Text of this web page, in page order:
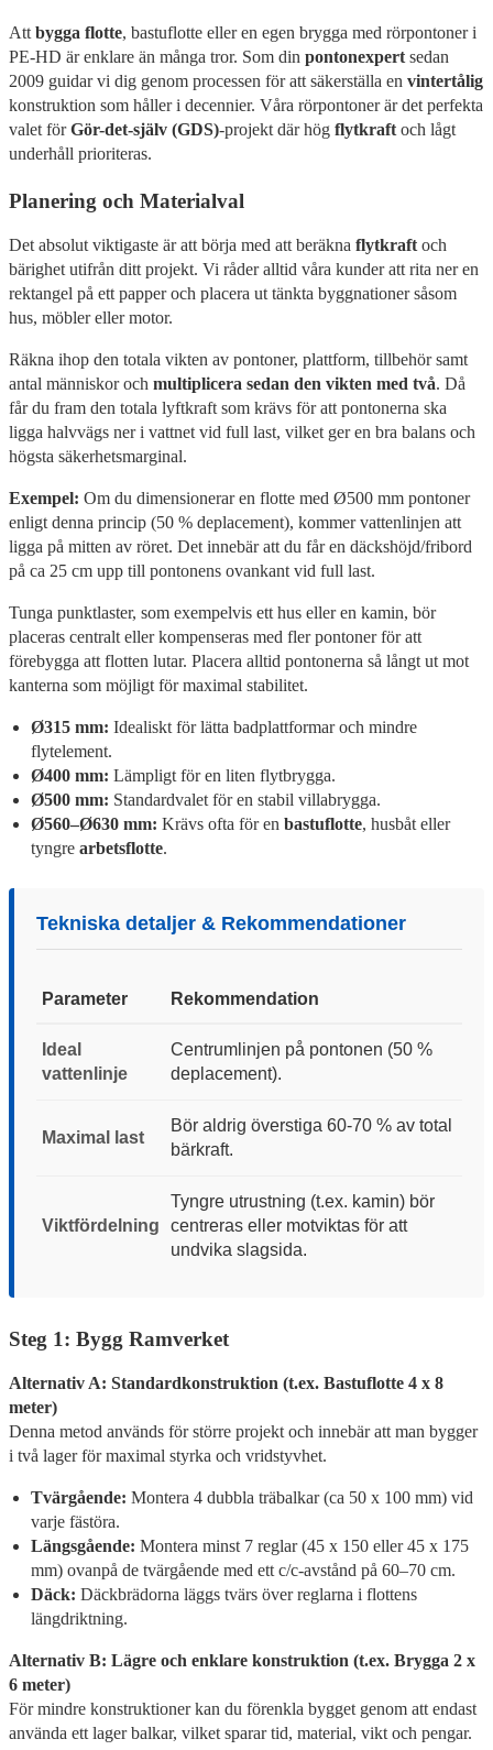
Att bygga flotte, bastuflotte eller en egen brygga med rörpontoner i
PE-HD är enklare än många tror. Som din pontonexpert sedan
2009 guidar vi dig genom processen för att säkerställa en vintertålig
konstruktion som håller i decennier. Våra rörpontoner är det perfekta
valet förGör-det-själv (GDS)-projekt där hög flytkraft och lågt
underhåll prioriteras.
Planering och Materialval
Det absolut viktigaste är att börja med att beräkna flytkraft och
bärighet utifrån ditt projekt. Vi råder alltid våra kunder att rita ner en
rektangel på ett papper och placera ut tänkta byggnationer såsom
hus, möbler eller motor.
Räkna ihop den totala vikten av pontoner, plattform, tillbehör samt
antal människor och multiplicera sedan den vikten med två. Då
får du fram den totala lyftkraft som krävs för att pontonerna ska
ligga halvvägs ner i vattnet vid full last, vilket ger en bra balans och
högsta säkerhetsmarginal.
Exempel: Om du dimensionerar en flotte med Ø500 mm pontoner
enligt denna princip (50 % deplacement), kommer vattenlinjen att
ligga på mitten av röret. Det innebär att du får en däckshöjd/fribord
på ca 25 cm upp till pontonens ovankant vid full last.
Tunga punktlaster, som exempelvis ett hus eller en kamin, bör
placeras centralt eller kompenseras med fler pontoner för att
förebygga att flotten lutar. Placera alltid pontonerna så långt ut mot
kanterna som möjligt för maximal stabilitet.
Ø315 mm: Idealiskt för lätta badplattformar och mindre
flytelement.
Ø400 mm: Lämpligt för en liten flytbrygga.
Ø500 mm: Standardvalet för en stabil villabrygga.
Ø560–Ø630 mm: Krävs ofta för en bastuflotte, husbåt eller
tyngre arbetsflotte.
Tekniska detaljer & Rekommendationer
Parameter Rekommendation
Ideal
vattenlinje
Centrumlinjen på pontonen (50 %
deplacement).
Maximal last
Bör aldrig överstiga 60-70 % av total
bärkraft.
Viktfördelning
Tyngre utrustning (t.ex. kamin) bör
centreras eller motviktas för att
undvika slagsida.
Steg 1: Bygg Ramverket
Alternativ A: Standardkonstruktion (t.ex. Bastuflotte 4 x 8
meter)
Denna metod används för större projekt och innebär att man bygger
i två lager för maximal styrka och vridstyvhet.
Tvärgående: Montera 4 dubbla träbalkar (ca 50 x 100 mm) vid
varje fästöra.
Längsgående: Montera minst 7 reglar (45 x 150 eller 45 x 175
mm) ovanpå de tvärgående med ett c/c-avstånd på 60–70 cm.
Däck: Däckbrädorna läggs tvärs över reglarna i flottens
längdriktning.
Alternativ B: Lägre och enklare konstruktion (t.ex. Brygga 2 x
6 meter)
För mindre konstruktioner kan du förenkla bygget genom att endast
använda ett lager balkar, vilket sparar tid, material, vikt och pengar.